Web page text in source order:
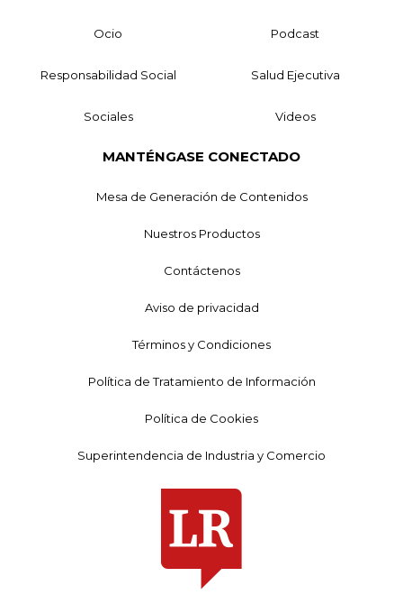
Ocio Podcast
Responsabilidad Social Salud Ejecutiva
Sociales Videos
MANTÉNGASE CONECTADO
Mesa de Generación de Contenidos
Nuestros Productos
Contáctenos
Aviso de privacidad
Términos y Condiciones
Política de Tratamiento de Información
Política de Cookies
Superintendencia de Industria y Comercio